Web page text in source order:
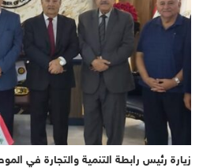
زيارة رئيس رابطة التنمية والتجارة في